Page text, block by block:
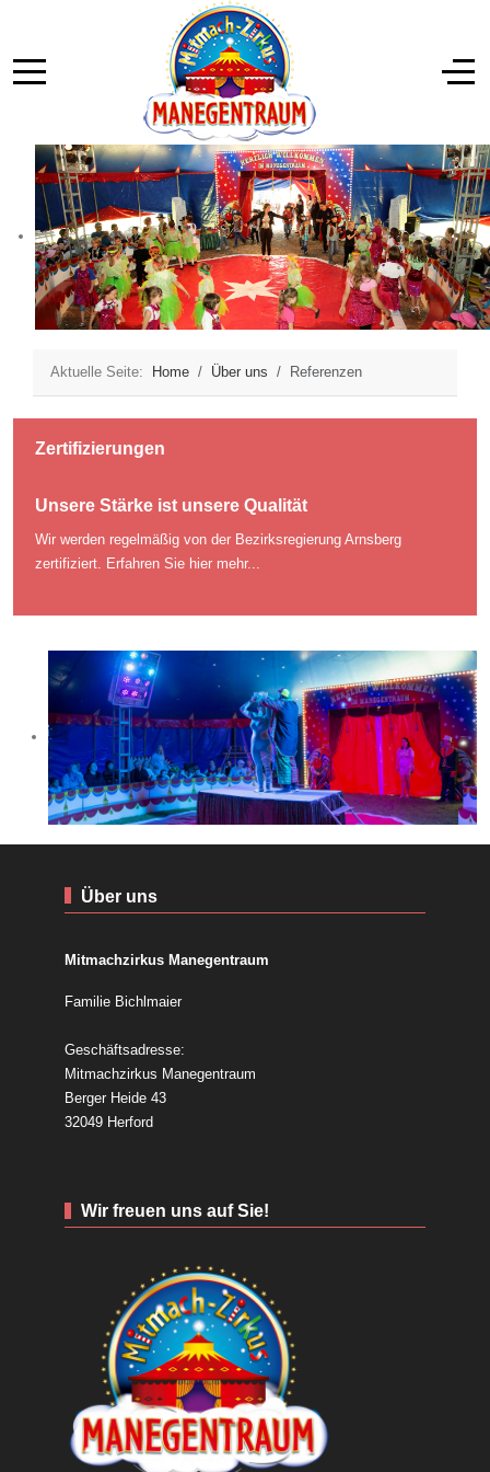
Aktuelle Seite: Home Über uns Referenzen
Zertifizierungen
Unsere Stärke ist unsere Qualität
Wir werden regelmäßig von der Bezirksregierung Arnsberg
zertifiziert. Erfahren Sie hier mehr...
Über uns
Mitmachzirkus Manegentraum
Familie Bichlmaier
Geschäftsadresse:
Mitmachzirkus Manegentraum
Berger Heide 43
32049 Herford
Wir freuen uns auf Sie!